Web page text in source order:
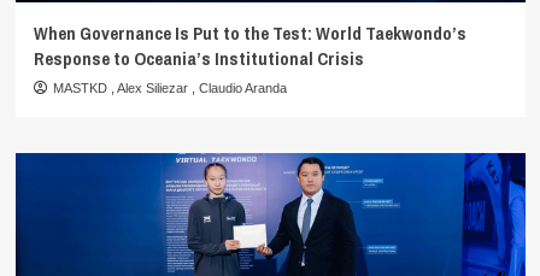
When Governance Is Put to the Test: World Taekwondo’s
Response to Oceania’s Institutional Crisis
MASTKD Alex Siliezar Claudio Aranda